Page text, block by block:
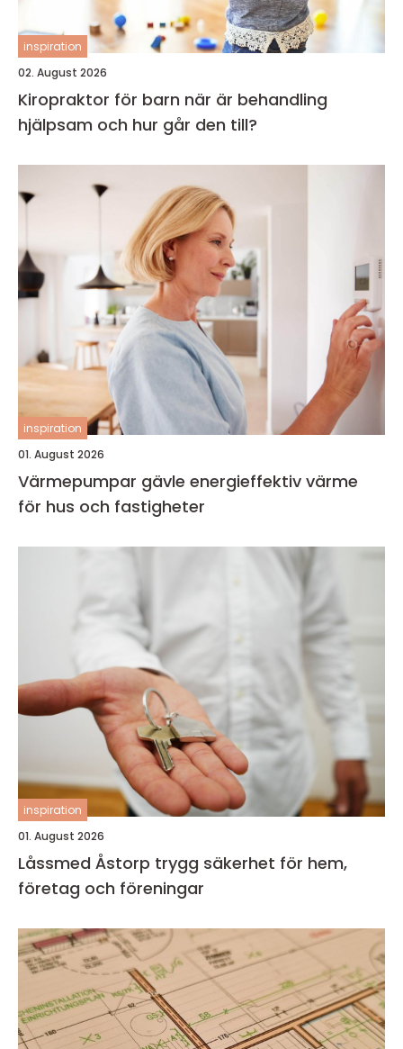
inspiration
02. August 2026
Kiropraktor för barn när är behandling
hjälpsam och hur går den till?
inspiration
01. August 2026
Värmepumpar gävle energieffektiv värme
för hus och fastigheter
inspiration
01. August 2026
Låssmed Åstorp trygg säkerhet för hem,
företag och föreningar